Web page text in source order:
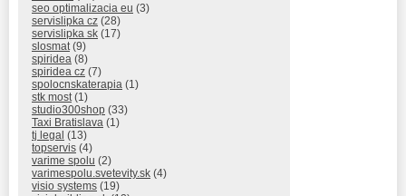
seo optimalizacia eu (3)
servislipka cz (28)
servislipka sk (17)
slosmat (9)
spiridea (8)
spiridea cz (7)
spolocnskaterapia (1)
stk most (1)
studio300shop (33)
Taxi Bratislava (1)
tj legal (13)
topservis (4)
varime spolu (2)
varimespolu.svetevity.sk (4)
visio systems (19)